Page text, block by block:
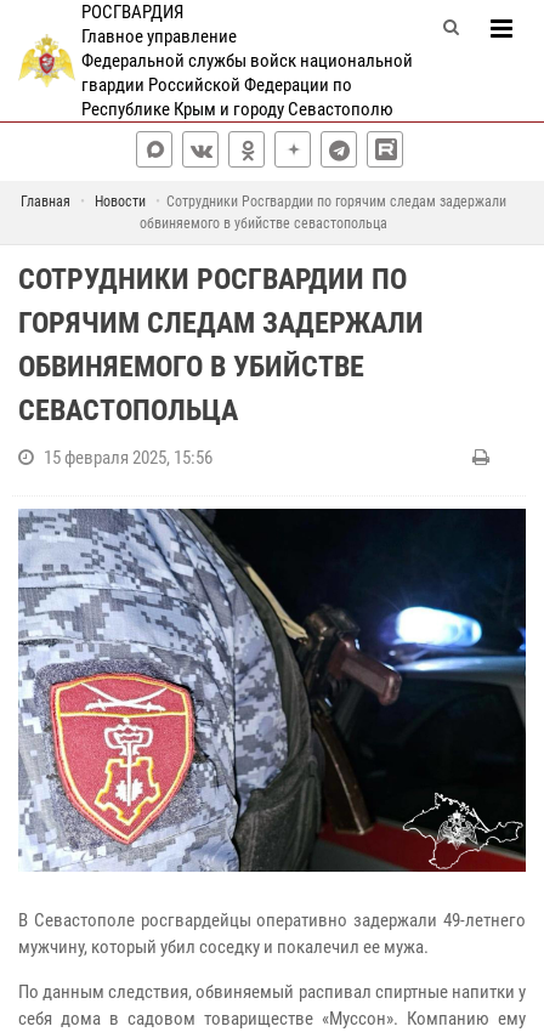
РОСГВАРДИЯ
Главное управление
Федеральной службы войск национальной
гвардии Российской Федерации по
Республике Крым и городу Севастополю
Главная Новости
Сотрудники Росгвардии по горячим следам задержали
обвиняемого в убийстве севастопольца
СОТРУДНИКИ РОСГВАРДИИ ПО
ГОРЯЧИМ СЛЕДАМ ЗАДЕРЖАЛИ
ОБВИНЯЕМОГО В УБИЙСТВЕ
СЕВАСТОПОЛЬЦА
15 февраля 2025, 15:56
В Севастополе росгвардейцы оперативно задержали 49-летнего
мужчину, который убил соседку и покалечил ее мужа.
По данным следствия, обвиняемый распивал спиртные напитки у
себя дома в садовом товариществе «Муссон». Компанию ему